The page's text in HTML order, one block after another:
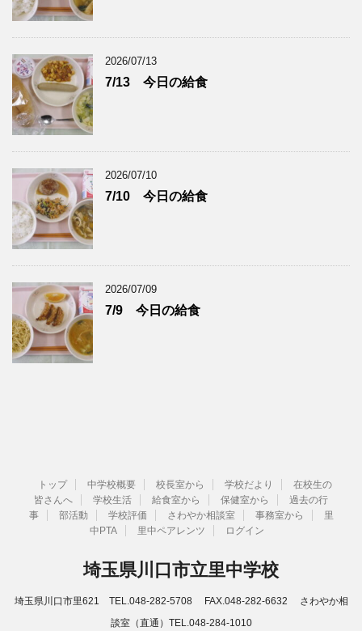
2026/07/13
7/13 今日の給食
2026/07/10
7/10 今日の給食
2026/07/09
7/9 今日の給食
トップ 中学校概要 校長室から 学校だより
在校生の
皆さんへ
学校生活 給食室から 保健室から
過去の行
事
部活動 学校評価 さわやか相談室 事務室から
里
中PTA
里中ペアレンツ ログイン
埼玉県川口市立里中学校
埼玉県川口市里621 TEL.048-282-5708 FAX.048-282-6632 さわやか相
談室（直通）TEL.048-284-1010